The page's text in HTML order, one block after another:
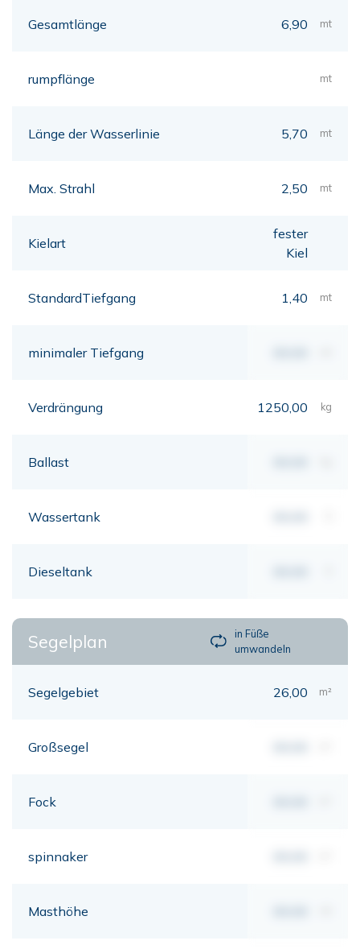
Gesamtlänge 6,90 mt
rumpflänge mt
Länge der Wasserlinie 5,70 mt
Max. Strahl 2,50 mt
Kielart
fester
Kiel
StandardTiefgang 1,40 mt
minimaler Tiefgang
Verdrängung 1250,00 kg
Ballast
Wassertank
Dieseltank
Segelplan
in Füße
umwandeln
Segelgebiet 26,00 m²
Großsegel
Fock
spinnaker
Masthöhe